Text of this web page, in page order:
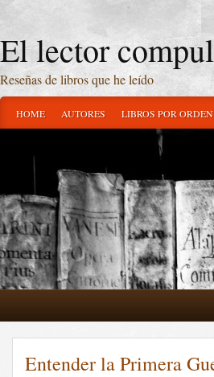
El lector
Reseñas de libros que he leído
HOME AUTORES LIBROS POR
Entender la Primera